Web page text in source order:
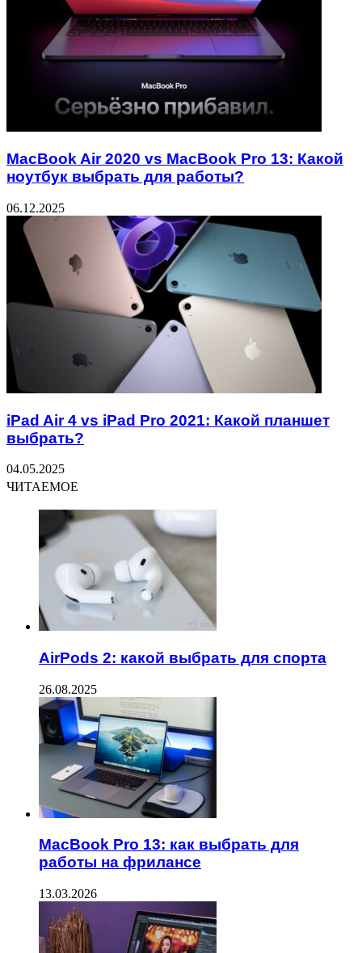
MacBook Air 2020 vs MacBook Pro 13: Какой
ноутбук выбрать для работы?
06.12.2025
iPad Air 4 vs iPad Pro 2021: Какой планшет
выбрать?
04.05.2025
ЧИТАЕМОЕ
AirPods 2: какой выбрать для спорта
26.08.2025
MacBook Pro 13: как выбрать для
работы на фрилансе
13.03.2026